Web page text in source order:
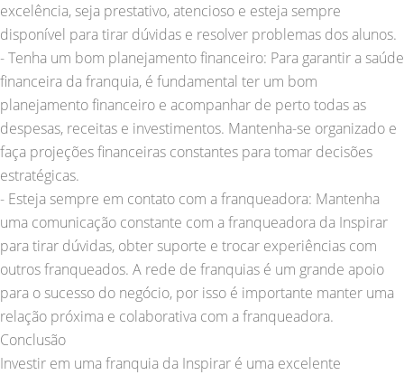
excelência, seja prestativo, atencioso e esteja sempre
disponível para tirar dúvidas e resolver problemas dos alunos.
- Tenha um bom planejamento financeiro: Para garantir a saúde
financeira da franquia, é fundamental ter um bom
planejamento financeiro e acompanhar de perto todas as
despesas, receitas e investimentos. Mantenha-se organizado e
faça projeções financeiras constantes para tomar decisões
estratégicas.
- Esteja sempre em contato com a franqueadora: Mantenha
uma comunicação constante com a franqueadora da Inspirar
para tirar dúvidas, obter suporte e trocar experiências com
outros franqueados. A rede de franquias é um grande apoio
para o sucesso do negócio, por isso é importante manter uma
relação próxima e colaborativa com a franqueadora.
Conclusão
Investir em uma franquia da Inspirar é uma excelente